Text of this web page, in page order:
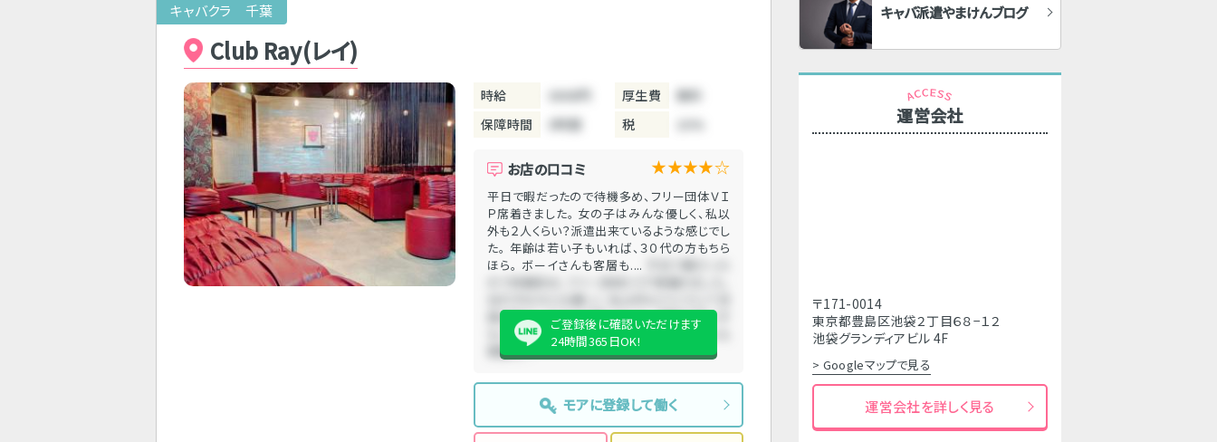
キャバクラ 千葉
Club Ray(レイ)
時給 3800円 厚生費
無料
保障時間
3時間 税
お店の口コミ ★★★★☆
平日で暇だったので待機多め、フリー団体ＶＩ
Ｐ席着きました。 女の子はみんな優しく、私以
外も２人くらい？派遣出来ているような感じでし
た。 年齢は若い子もいれば、３０代の方もちら
ほら。 ボーイさんも客層も....
ので待機多め、フリー団体ＶＩＰ席着きました。
遣出来ているような感じでした。 年齢は若い子
もいれば、３０代の方もちらほら。 ボーイさんも
客層も....
ご登録後に確認いただけます
24時間365日OK!
モアに登録して働く
キャバ派遣やまけんブログ
運営会社
〒171-0014
東京都豊島区池袋２丁目６８−１２
池袋グランディアビル 4F
> Googleマップで見る
運営会社を詳しく見る